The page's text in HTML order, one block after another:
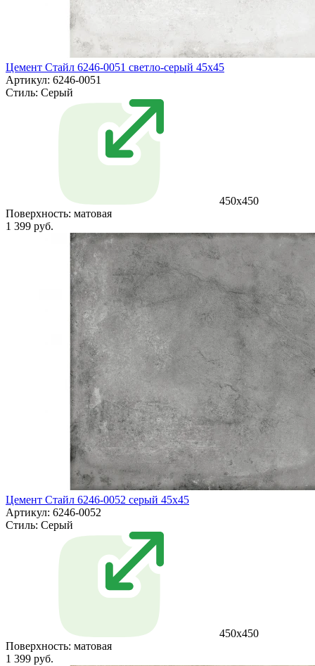
Цемент Стайл 6246-0051 светло-серый 45x45
Артикул: 6246-0051
Стиль: Серый
450x450
Поверхность: матовая
1 399 руб.
Цемент Стайл 6246-0052 серый 45x45
Артикул: 6246-0052
Стиль: Серый
450x450
Поверхность: матовая
1 399 руб.